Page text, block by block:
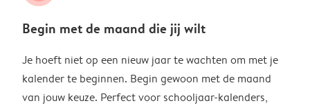
Begin met de maand die jij wilt
Je hoeft niet op een nieuw jaar te wachten om met je
kalender te beginnen. Begin gewoon met de maand
van jouw keuze. Perfect voor schooljaar-kalenders,